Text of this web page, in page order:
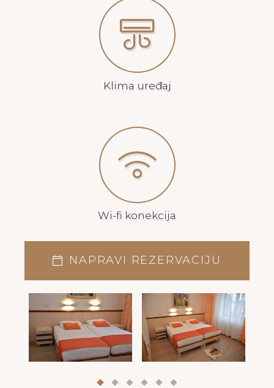
Klima uređaj
Wi-fi konekcija
NAPRAVI REZERVACIJU